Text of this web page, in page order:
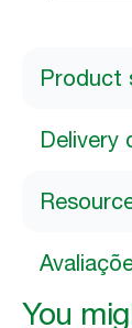
Product
Delivery
You